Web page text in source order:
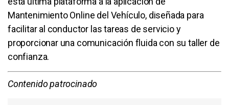
Mantenimiento Online del Vehículo, diseñada para
facilitar al conductor las tareas de servicio y
proporcionar una comunicación fluida con su taller de
confianza.
Contenido patrocinado